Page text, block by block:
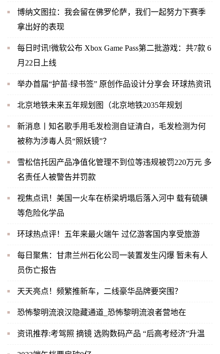
博纳文图拉：我会留在佛罗伦萨，我们一起努力下赛季
拿出好的表现
每日时讯!微软公布 Xbox Game Pass第二批游戏：共7款 6
月22日上线
举办首届“护苗·绿书签” 原创作品设计分享会 环球热资讯
北京地铁未来五年规划图（北京地铁2035年规划
新消息丨知名歌手用毛发检测自证清白，毛发检测为何
被称为涉毒人员“照妖镜”？
雪松信托因产品净值化管理不到位等违规被罚220万元 多
名责任人被警告并罚款
视焦点讯！美国一火车在桥梁坍塌后落入河中 载有硫磺
等危险化学品
环球热点评！五年来最火端午 过亿游客国内享受旅游
每日聚焦：甘肃兰州石化公司一装置发生闪爆 暂未有人
员伤亡报告
天天亮点！频繁推新车，二线豪华品牌要突围？
恐怖黎明流浪汉隐藏通道_恐怖黎明流浪者营地在
资讯推荐:考驾照 摘镜 选购数码产品 “后高考经济”升温